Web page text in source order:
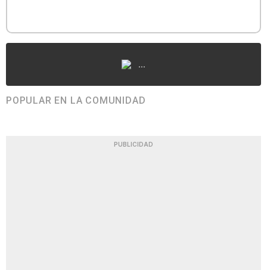
...
POPULAR EN LA COMUNIDAD
PUBLICIDAD